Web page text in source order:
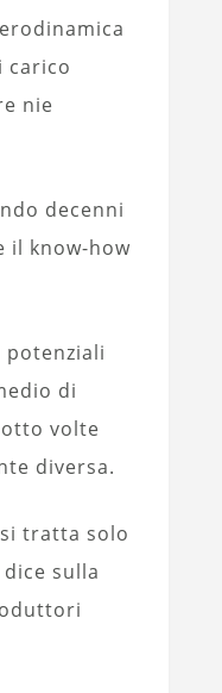
carico
nie
decenni
il know-how
potenziali
di
otto volte
diversa.
tratta solo
sulla